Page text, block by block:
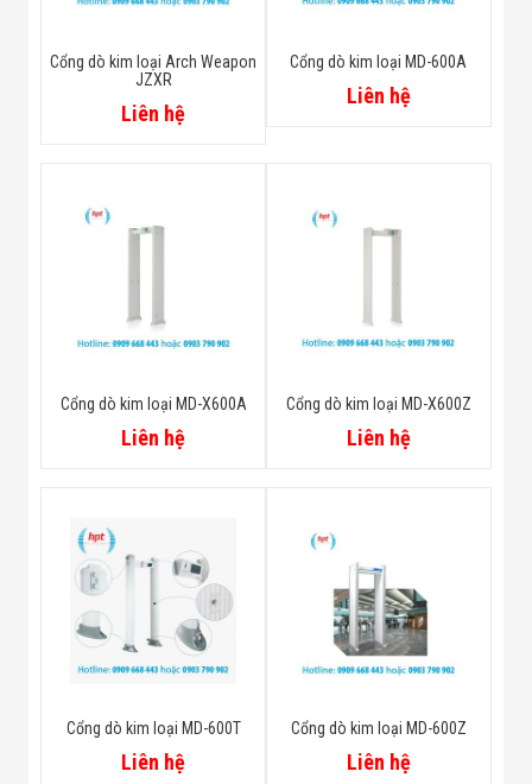
Cổng dò kim loại Arch Weapon
JZXR
Liên hệ
Cổng dò kim loại MD-600A
Liên hệ
Cổng dò kim loại MD-X600A
Liên hệ
Cổng dò kim loại MD-X600Z
Liên hệ
Cổng dò kim loại MD-600T
Liên hệ
Cổng dò kim loại MD-600Z
Liên hệ